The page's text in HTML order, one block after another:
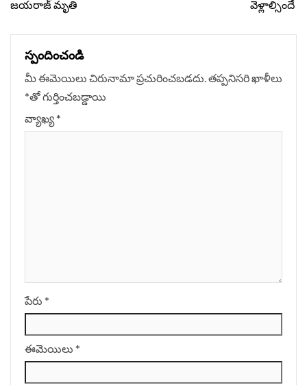
జయరాజ్ మృతి వెళ్లాల్సిందే
స్పందించండి
మీ ఈమెయిలు చిరునామా ప్రచురించబడదు.తప్పనిసరి ఖాళీలు
*‌తో గుర్తించబడ్డాయి
వ్యాఖ్య*
పేరు *
ఈమెయిలు *